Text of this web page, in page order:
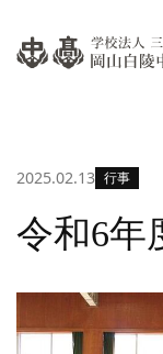
進路の行事
学校生活
部活動
生徒の活躍
2025.02.13 行事
令和6年